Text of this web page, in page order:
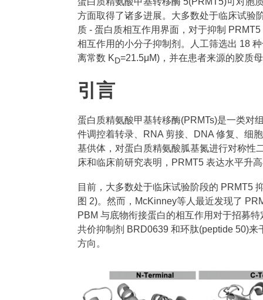
方面取得了诸多进展。大多数处于临床试验
质 - 蛋白质相互作用界面，对于抑制
相互作用的小分子抑制剂。人工筛选出 18
离常数 K D=21.5μM)，并在患者来源的胶质
引言
蛋白质精氨酸甲基转移酶(PRMTs)是一类对
件调控着转录、RNA 剪接、DNA 修复、细
基供体，对蛋白质精氨酸胍基氮进行对称性
床和临床前研究表明，PRMT5 表达水平升
目前，大多数处于临床试验阶段的 PRMT5
图 2)。然而，McKinney等人最近发现了
PBM 与底物衔接蛋白的相互作用对于招募
共价抑制剂 BRD0639 和环肽(peptide 50)
方向。